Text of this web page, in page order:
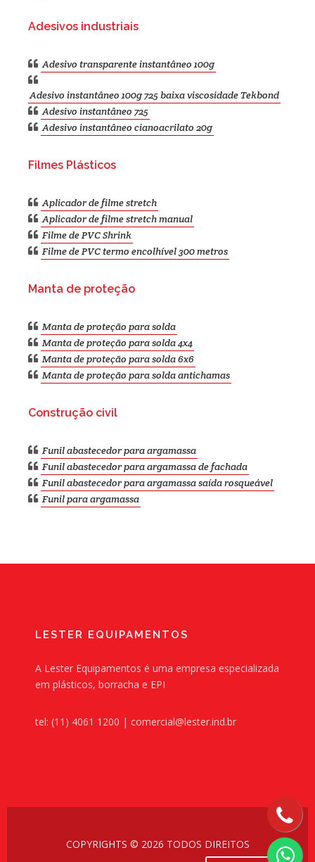
Adesivos industriais
Adesivo transparente instantâneo 100g
Adesivo instantâneo 100g 725 baixa viscosidade Tekbond
Adesivo instantâneo 725
Adesivo instantâneo cianoacrilato 20g
Filmes Plásticos
Aplicador de filme stretch
Aplicador de filme stretch manual
Filme de PVC Shrink
Filme de PVC termo encolhível 300 metros
Manta de proteção
Manta de proteção para solda
Manta de proteção para solda 4x4
Manta de proteção para solda 6x6
Manta de proteção para solda antichamas
Construção civil
Funil abastecedor para argamassa
Funil abastecedor para argamassa de fachada
Funil abastecedor para argamassa saída rosqueável
Funil para argamassa
LESTER EQUIPAMENTOS
A Lester Equipamentos é uma empresa especializada
em plásticos, borracha e EPI
tel: (11) 4061 1200 | comercial@lester.ind.br
COPYRIGHTS © 2026 TODOS DIREITOS